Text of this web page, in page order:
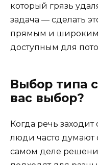
который грязь
задача — сделать
прямым и
доступным для
Выбор типа
вас выбор?
Когда речь заходит
люди часто думают
самом деле